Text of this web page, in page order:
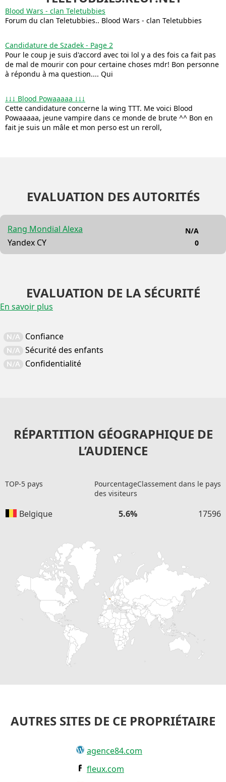
Blood Wars - clan Teletubbies
Forum du clan Teletubbies.. Blood Wars - clan Teletubbies
Candidature de Szadek - Page 2
Pour le coup je suis d'accord avec toi lol y a des fois ca fait pas
de mal de mourir con pour certaine choses mdr! Bon personne
à répondu à ma question.... Qui
↓↓↓ Blood Powaaaaa ↓↓↓
Cette candidature concerne la wing TTT. Me voici Blood
Powaaaaa, jeune vampire dans ce monde de brute ^^ Bon en
fait je suis un mâle et mon perso est un reroll,
EVALUATION DES AUTORITÉS
Rang Mondial Alexa
Yandex CY
N/A
0
EVALUATION DE LA SÉCURITÉ
En savoir plus
N/A Confiance
N/A Sécurité des enfants
N/A Confidentialité
RÉPARTITION GÉOGRAPHIQUE DE
L’AUDIENCE
TOP-5 pays
Pourcentage
des visiteurs
Classement dans le pays
Belgique 5.6% 17596
AUTRES SITES DE CE PROPRIÉTAIRE
agence84.com
fleux.com